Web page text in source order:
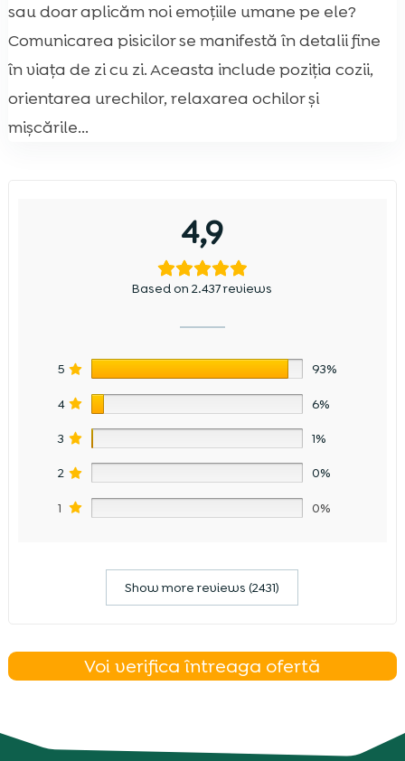
sau doar aplicăm noi emoțiile umane pe ele?
Comunicarea pisicilor se manifestă în detalii fine
în viața de zi cu zi. Aceasta include poziția cozii,
orientarea urechilor, relaxarea ochilor și
mișcările...
4,9
Based on 2.437 reviews
5 93%
4 6%
3 1%
2 0%
1 0%
Show more reviews (2431)
Voi verifica întreaga ofertă